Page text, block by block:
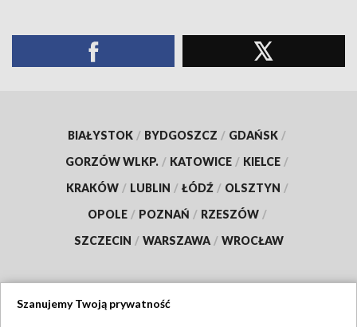
BIAŁYSTOK / BYDGOSZCZ / GDAŃSK /
GORZÓW WLKP. / KATOWICE / KIELCE /
KRAKÓW / LUBLIN / ŁÓDŹ / OLSZTYN /
OPOLE / POZNAŃ / RZESZÓW /
SZCZECIN / WARSZAWA / WROCŁAW
Szanujemy Twoją prywatność